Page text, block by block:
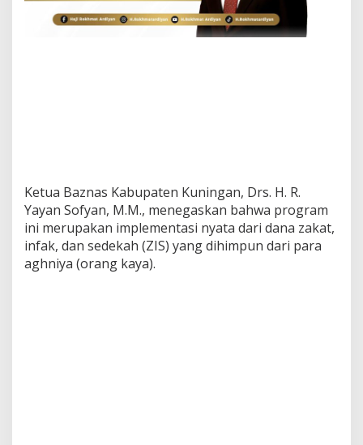
Ketua Baznas Kabupaten Kuningan, Drs. H. R.
Yayan Sofyan, M.M., menegaskan bahwa program
ini merupakan implementasi nyata dari dana zakat,
infak, dan sedekah (ZIS) yang dihimpun dari para
aghniya (orang kaya).